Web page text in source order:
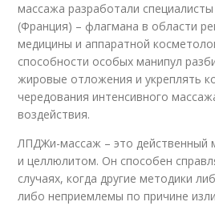
массажа разработали специалисты
(Франция) – флагмана в области
медицины и аппаратной
способности особых манипул
жировые отложения и укреплять
чередования интенсивного
воздействия.
ЛПДЖи-массаж – это
и целлюлитом. Он способен
случаях, когда другие методики
либо неприемлемы по причине